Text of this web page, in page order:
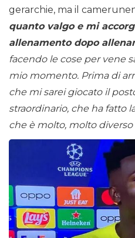
gerarchie, ma il
quanto valgo e mi
allenamento dopo
facendo le cose per vene
mio momento. Prima di
che mi sarei giocato il
straordinario, che ha fatto
che è molto, molto diverso